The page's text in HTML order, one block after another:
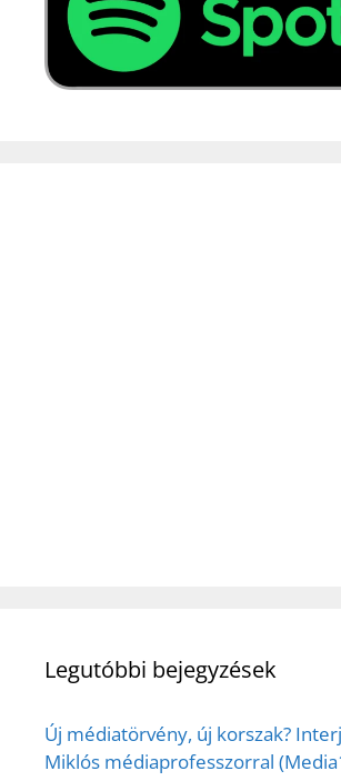
Legutóbbi bejegyzések
Új médiatörvény, új korszak?
Miklós médiaprofesszorral